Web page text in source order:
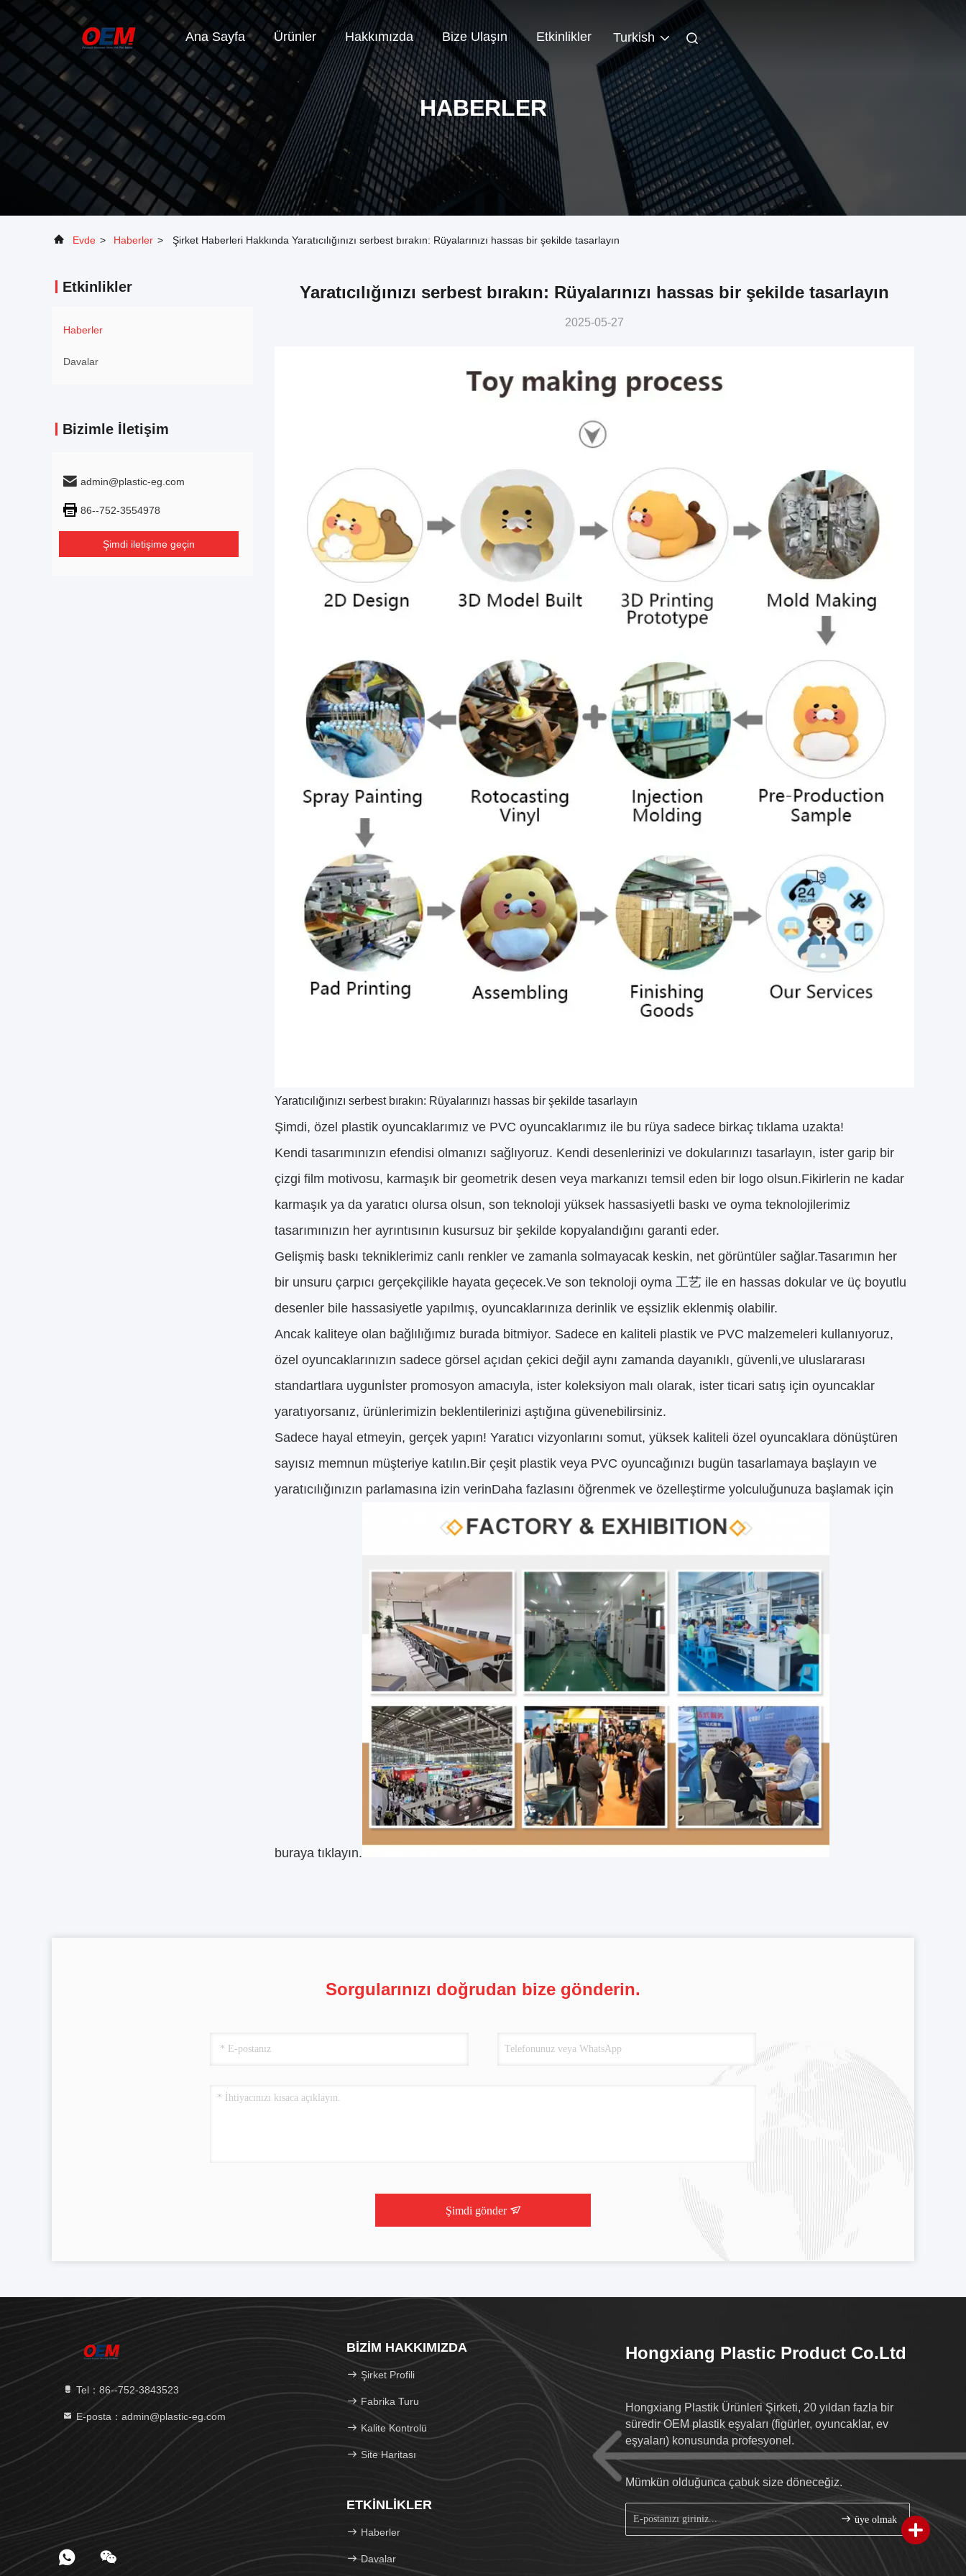
Ana Sayfa Ürünler Hakkımızda Bize Ulaşın Etkinlikler Turkish
HABERLER
Evde > Haberler > Şirket Haberleri Hakkında Yaratıcılığınızı serbest bırakın: Rüyalarınızı hassas bir şekilde tasarlayın
Etkinlikler
Haberler
Davalar
Bizimle İletişim
admin@plastic-eg.com
86--752-3554978
Şimdi iletişime geçin
Yaratıcılığınızı serbest bırakın: Rüyalarınızı hassas bir şekilde tasarlayın
2025-05-27
Yaratıcılığınızı serbest bırakın: Rüyalarınızı hassas bir şekilde tasarlayın
Şimdi, özel plastik oyuncaklarımız ve PVC oyuncaklarımız ile bu rüya sadece birkaç tıklama uzakta!
Kendi tasarımınızın efendisi olmanızı sağlıyoruz. Kendi desenlerinizi ve dokularınızı tasarlayın, ister garip bir
çizgi film motivosu, karmaşık bir geometrik desen veya markanızı temsil eden bir logo olsun.Fikirlerin ne kadar
karmaşık ya da yaratıcı olursa olsun, son teknoloji yüksek hassasiyetli baskı ve oyma teknolojilerimiz
tasarımınızın her ayrıntısının kusursuz bir şekilde kopyalandığını garanti eder.
Gelişmiş baskı tekniklerimiz canlı renkler ve zamanla solmayacak keskin, net görüntüler sağlar.Tasarımın her
bir unsuru çarpıcı gerçekçilikle hayata geçecek.Ve son teknoloji oyma 工艺 ile en hassas dokular ve üç boyutlu
desenler bile hassasiyetle yapılmış, oyuncaklarınıza derinlik ve eşsizlik eklenmiş olabilir.
Ancak kaliteye olan bağlılığımız burada bitmiyor. Sadece en kaliteli plastik ve PVC malzemeleri kullanıyoruz,
özel oyuncaklarınızın sadece görsel açıdan çekici değil aynı zamanda dayanıklı, güvenli,ve uluslararası
standartlara uygunİster promosyon amacıyla, ister koleksiyon malı olarak, ister ticari satış için oyuncaklar
yaratıyorsanız, ürünlerimizin beklentilerinizi aştığına güvenebilirsiniz.
Sadece hayal etmeyin, gerçek yapın! Yaratıcı vizyonlarını somut, yüksek kaliteli özel oyuncaklara dönüştüren
sayısız memnun müşteriye katılın.Bir çeşit plastik veya PVC oyuncağınızı bugün tasarlamaya başlayın ve
yaratıcılığınızın parlamasına izin verinDaha fazlasını öğrenmek ve özelleştirme yolculuğunuza başlamak için
buraya tıklayın.
Sorgularınızı doğrudan bize gönderin.
Şimdi gönder
Tel：86--752-3843523
E-posta：admin@plastic-eg.com
BIZIM HAKKIMIZDA
Şirket Profili
Fabrika Turu
Kalite Kontrolü
Site Haritası
ETKINLIKLER
Haberler
Davalar
Hongxiang Plastic Product Co.Ltd
Hongxiang Plastik Ürünleri Şirketi, 20 yıldan fazla bir
süredir OEM plastik eşyaları (figürler, oyuncaklar, ev
eşyaları) konusunda profesyonel.
Mümkün olduğunca çabuk size döneceğiz.
üye olmak